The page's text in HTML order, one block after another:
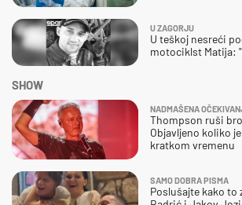
U ZAGORJU
U teškoj nesreći
motociklst Matija:
SHOW
NADMAŠENA
Thompson ruši
Objavljeno koliko
kratkom vremenu
SAMO DOBRA PISMA
Poslušajte kako to